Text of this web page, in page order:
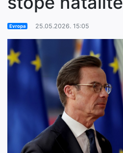
Evropa 25.05.2026. 15:05